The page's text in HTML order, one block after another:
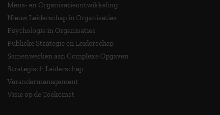
Mens- en Organisatieontwikkeling
Nieuw Leiderschap in Organisaties
Psychologie in Organisaties
Publieke Strategie en Leiderschap
Samenwerken aan Complexe Opgaven
Strategisch Leiderschap
Verandermanagement
Visie op de Toekomst